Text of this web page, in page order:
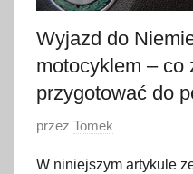
Wyjazd do
motocyklem – co
przygotować do
O
przez Tomek
W niniejszym artykule